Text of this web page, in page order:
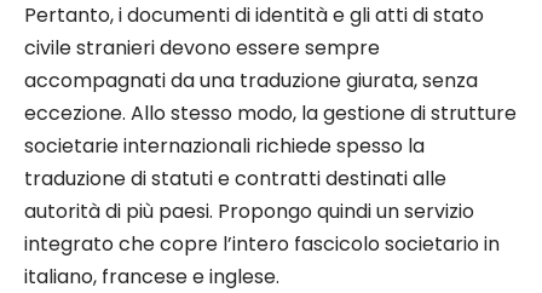
Pertanto, i documenti di identità e gli atti di stato
civile stranieri devono essere sempre
accompagnati da una traduzione giurata, senza
eccezione. Allo stesso modo, la gestione di strutture
societarie internazionali richiede spesso la
traduzione di statuti e contratti destinati alle
autorità di più paesi. Propongo quindi un servizio
integrato che copre l’intero fascicolo societario in
italiano, francese e inglese.